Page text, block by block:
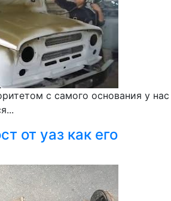
с самого основания у нас
от уаз как его